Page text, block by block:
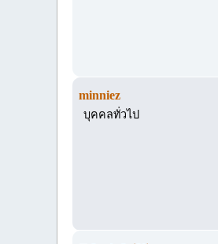
minniez
บุคคลทั่วไป